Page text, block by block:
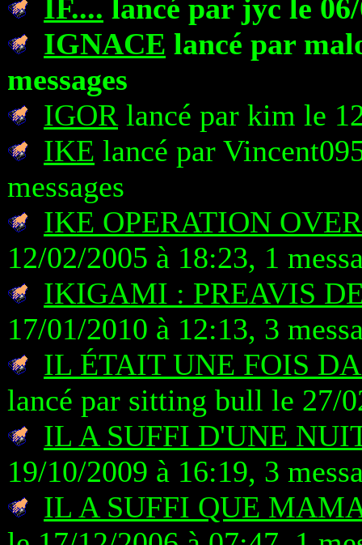
IF.... lancé par jyc le 06/
IGNACE lancé par
messages
IGOR lancé par kim le
IKE lancé par
messages
IKE OPERATION
12/02/2005 à 18:23, 1
IKIGAMI : PREAVIS
17/01/2010 à 12:13, 3
IL ÉTAIT UNE FOIS
lancé par sitting bull le 27/
IL A SUFFI D'UNE
19/10/2009 à 16:19, 3
IL A SUFFI QUE